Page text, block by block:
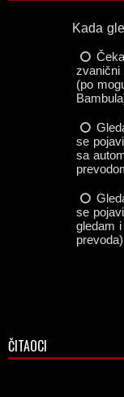
ČITAOCI